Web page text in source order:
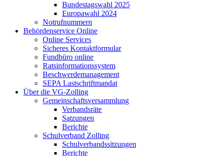
Bundestagswahl 2025
Europawahl 2024
Notrufnummern
Behördenservice Online
Online Services
Sicheres Kontaktformular
Fundbüro online
Ratsinformationssystem
Beschwerdemanagement
SEPA Lastschriftmandat
Über die VG-Zolling
Gemeinschaftsversammlung
Verbandsräte
Satzungen
Berichte
Schulverband Zolling
Schulverbandssitzungen
Berichte